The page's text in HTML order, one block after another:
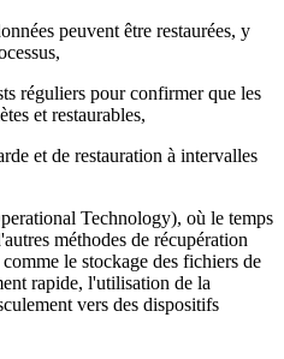
peuvent être restaurées, y
réguliers pour confirmer que les
et restaurables,
et de restauration à intervalles
Technology), où le temps
méthodes de récupération
le stockage des fichiers de
rapide, l'utilisation de la
vers des dispositifs